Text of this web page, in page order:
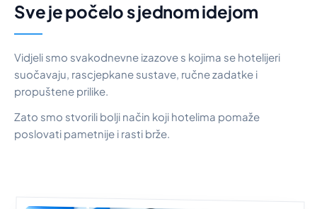
Sve je počelo s jednom idejom
Vidjeli smo svakodnevne izazove s kojima se hotelijeri
suočavaju, rascjepkane sustave, ručne zadatke i
propuštene prilike.
Zato smo stvorili bolji način koji hotelima pomaže
poslovati pametnije i rasti brže.